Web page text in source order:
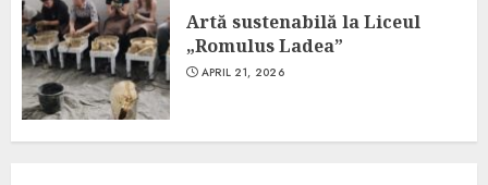
Artă sustenabilă la Liceul
„Romulus Ladea”
APRIL 21, 2026